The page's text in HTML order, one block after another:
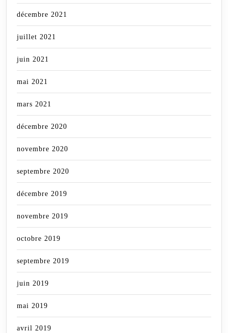
décembre 2021
juillet 2021
juin 2021
mai 2021
mars 2021
décembre 2020
novembre 2020
septembre 2020
décembre 2019
novembre 2019
octobre 2019
septembre 2019
juin 2019
mai 2019
avril 2019